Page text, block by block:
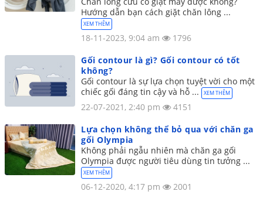
Hướng dẫn bạn cách giặt chăn lông ...
XEM THÊM
18-11-2023, 9:04 am
1796
Gối contour là gì? Gối contour có tốt
không?
Gối contour là sự lựa chọn tuyệt vời cho một
chiếc gối đáng tin cậy và hỗ ...
XEM THÊM
22-07-2021, 2:40 pm
4151
Lựa chọn không thể bỏ qua với chăn ga
gối Olympia
Không phải ngẫu nhiên mà chăn ga gối
Olympia được người tiêu dùng tin tưởng ...
XEM THÊM
06-12-2020, 4:17 pm
2001